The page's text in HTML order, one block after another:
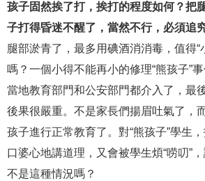
孩子固然挨了打，挨打的程度如何？把
子打得昏迷不醒了，當然不行，必須追
腿部淤青了，最多用碘酒消消毒，值得“
嗎？一個小得不能再小的修理“熊孩子”
當地教育部門和公安部門都介入了，最
後果很嚴重。不是家長們揚眉吐氣了，
孩子進行正常教育了。對“熊孩子”學生
口婆心地講道理，又會被學生煩“唠叨”
不是這種情況嗎？